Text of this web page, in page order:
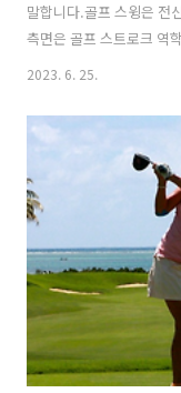
말합니다.골프 스윙은 전
측면은 골프 스트로크 역
하는 요소에 대해서는 다
한 타이밍과 역학이 필요
등 스윙의 어느 순간에도
발생할 수 있는 확률을
는 운동 에너지를 클럽 헤
에너지가 공에 전달되어
골퍼는 먼저 스윙의 자..
2023. 6. 25.